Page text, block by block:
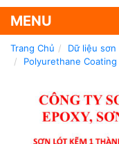
MENU
Trang Chủ
Dữ liệu sơn
Polyurethane